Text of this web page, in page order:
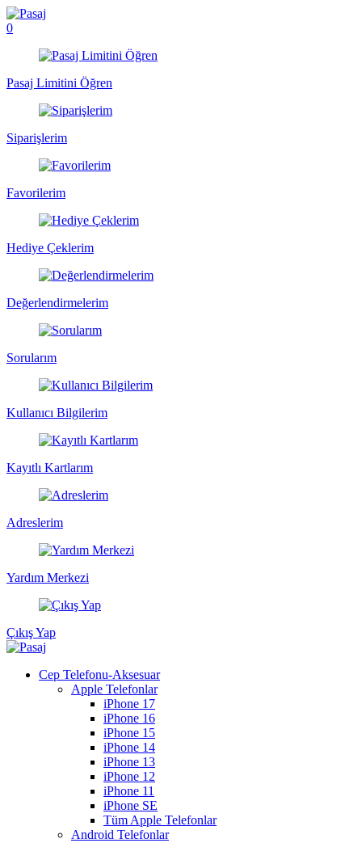
0
Pasaj Limitini Öğren
Siparişlerim
Favorilerim
Hediye Çeklerim
Değerlendirmelerim
Sorularım
Kullanıcı Bilgilerim
Kayıtlı Kartlarım
Adreslerim
Yardım Merkezi
Çıkış Yap
Cep Telefonu-Aksesuar
Apple Telefonlar
iPhone 17
iPhone 16
iPhone 15
iPhone 14
iPhone 13
iPhone 12
iPhone 11
iPhone SE
Tüm Apple Telefonlar
Android Telefonlar